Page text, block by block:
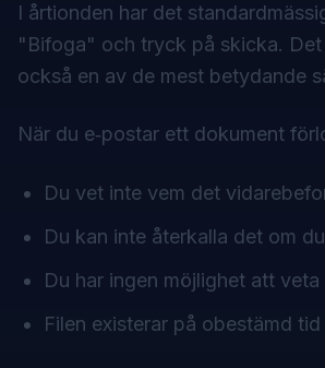
I årtionden har det
"Bifoga" och tryck på skicka.
också en av de mest betydande
När du e‑postar ett dokument
Du vet inte vem det
Du kan inte återkalla det om
Du har ingen möjlighet att
Filen existerar på obestämd